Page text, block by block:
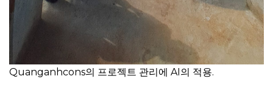
Quanganhcons의 프로젝트 관리에 AI의 적용.